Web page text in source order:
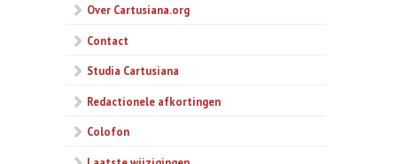
Over Cartusiana.org
Contact
Studia Cartusiana
Redactionele afkortingen
Colofon